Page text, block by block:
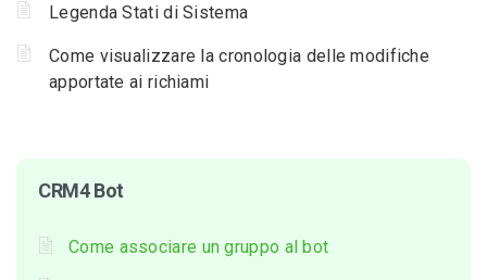
Legenda Stati di Sistema
Come visualizzare la cronologia delle modifiche
apportate ai richiami
CRM4 Bot
Come associare un gruppo al bot